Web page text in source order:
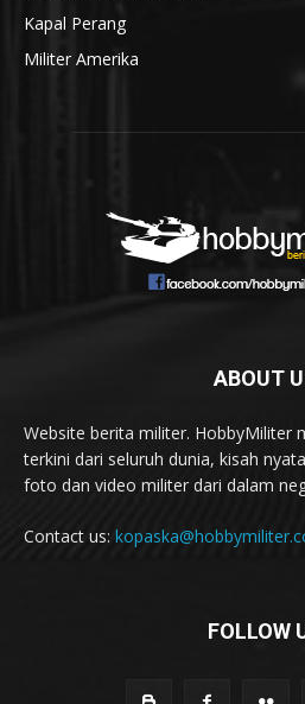
Kapal Perang
Militer Amerika
ABOUT
Website berita militer. HobbyMiliter
terkini dari seluruh dunia, kisah
foto dan video militer dari dalam
Contact us:
FOLLOW